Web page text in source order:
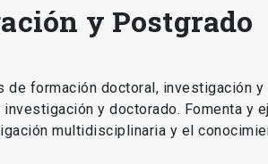
y Postgrado
formación doctoral, investigación
y doctorado. Fomenta
multidisciplinaria y el